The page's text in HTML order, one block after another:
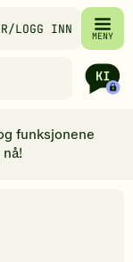
/LOGG INN MENY
funksjonene